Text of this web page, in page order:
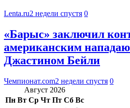
Lenta.ru2 недели спустя 0
«Барыс» заключил
американским
Джастином Бейли
Чемпионат.com2 недели спустя 0
Август 2026
Пн Вт Ср Чт Пт Сб Вс